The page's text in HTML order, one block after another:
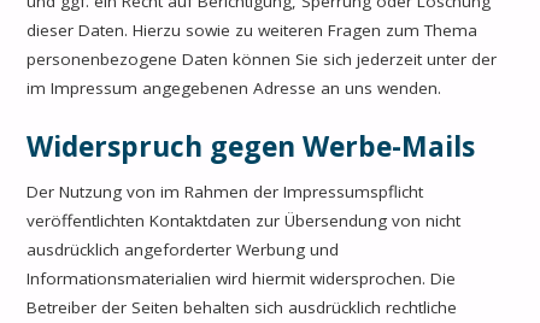
dieser Daten. Hierzu sowie zu weiteren Fragen zum Thema
personenbezogene Daten können Sie sich jederzeit unter der
im Impressum angegebenen Adresse an uns wenden.
Widerspruch gegen Werbe-Mails
Der Nutzung von im Rahmen der Impressumspflicht
veröffentlichten Kontaktdaten zur Übersendung von nicht
ausdrücklich angeforderter Werbung und
Informationsmaterialien wird hiermit widersprochen. Die
Betreiber der Seiten behalten sich ausdrücklich rechtliche